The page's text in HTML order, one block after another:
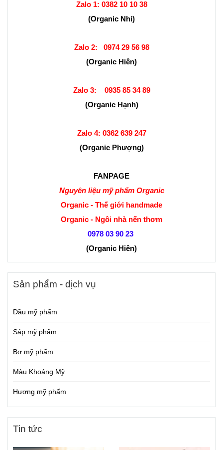
Zalo 1: 0382 10 10 38
(Organic Nhi)
Zalo 2: 0974 29 56 98
(Organic Hiên)
Zalo 3: 0935 85 34 89
(Organic Hạnh)
Zalo 4: 0362 639 247
(Organic Phượng)
FANPAGE
Nguyên liệu mỹ phẩm Organic
Organic - Thế giới handmade
Organic - Ngôi nhà nến thơm
0978 03 90 23
(Organic Hiên)
Sản phẩm - dịch vụ
Dầu mỹ phẩm
Sáp mỹ phẩm
Bơ mỹ phẩm
Màu Khoáng Mỹ
Hương mỹ phẩm
Tin tức